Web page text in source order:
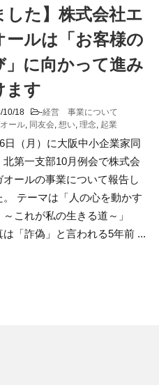
した】株式会社エ
ールは「お客様の
」に向かって進み
ます
18 -経営 事業について
ール, 同友会, 想い, 理念, 起業
日（月）に大阪中小企業家同
第一支部10月例会で株式会
オールの事業について報告し
。 テーマは「人の心を動かす
これが私の生きる道～」
は「詐偽」と言われる5年前 ...